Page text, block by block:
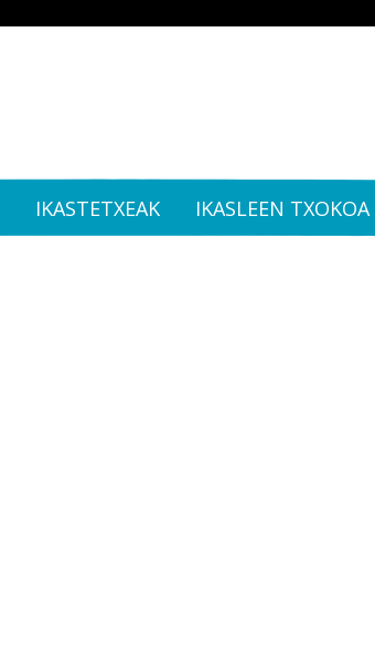
IKASTETXEAK IKASLEEN TXOKOA